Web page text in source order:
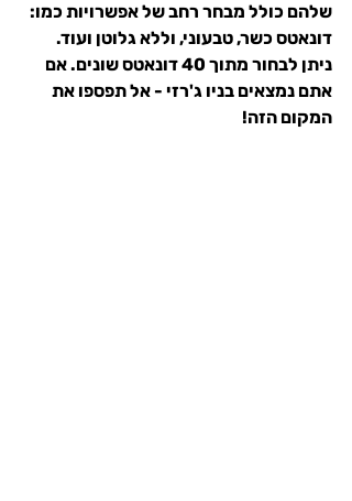
שלהם כולל מבחר רחב של אפשרויות כמו:
דונאטס כשר, טבעוני, וללא גלוטן ועוד.
ניתן לבחור מתוך 40 דונאטס שונים. אם
אתם נמצאים בניו ג'רזי - אל תפספו את
המקום הזה!